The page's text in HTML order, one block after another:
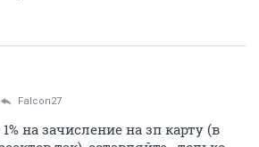
Falcon27
на зачисление на зп карту (в